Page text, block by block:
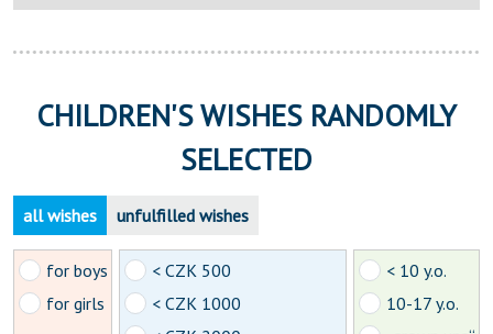
CHILDREN'S WISHES RANDOMLY
SELECTED
all wishes unfulfilled wishes
for boys
for girls
< CZK 500
< CZK 1000
< 10 y.o.
10-17 y.o.